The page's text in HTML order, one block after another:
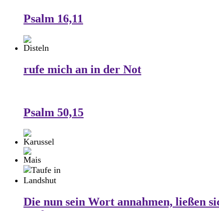
Psalm 16,11
rufe mich an in der Not
Psalm 50,15
Die nun sein Wort annahmen, ließen